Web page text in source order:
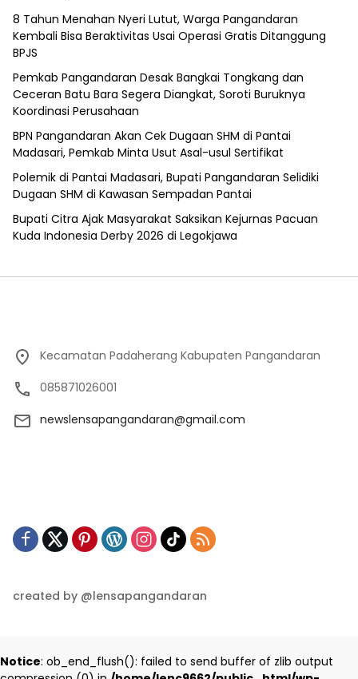
8 Tahun Menahan Nyeri Lutut, Warga Pangandaran
Kembali Bisa Beraktivitas Usai Operasi Gratis Ditanggung
BPJS
Pemkab Pangandaran Desak Bangkai Tongkang dan
Ceceran Batu Bara Segera Diangkat, Soroti Buruknya
Koordinasi Perusahaan
BPN Pangandaran Akan Cek Dugaan SHM di Pantai
Madasari, Pemkab Minta Usut Asal-usul Sertifikat
Polemik di Pantai Madasari, Bupati Pangandaran Selidiki
Dugaan SHM di Kawasan Sempadan Pantai
Bupati Citra Ajak Masyarakat Saksikan Kejurnas Pacuan
Kuda Indonesia Derby 2026 di Legokjawa
Kecamatan Padaherang Kabupaten Pangandaran
085871026001
newslensapangandaran@gmail.com
created by @lensapangandaran
Notice: ob_end_flush(): failed to send buffer of zlib output